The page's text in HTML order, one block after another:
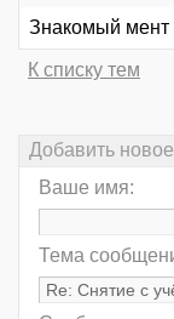
Знакомый мент
К списку тем
Добавить
Ваше имя:
Тема